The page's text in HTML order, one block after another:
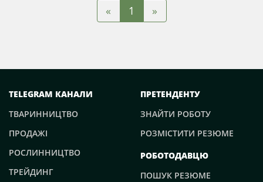
« 1 »
TELEGRAM КАНАЛИ
ТВАРИННИЦТВО
ПРОДАЖІ
РОСЛИННИЦТВО
ТРЕЙДИНГ
ПРЕТЕНДЕНТУ
ЗНАЙТИ РОБОТУ
РОЗМІСТИТИ РЕЗЮМЕ
РОБОТОДАВЦЮ
ПОШУК РЕЗЮМЕ